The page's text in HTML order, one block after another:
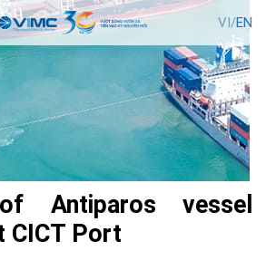
VI/EN
Antiparos vessel
CICT Port